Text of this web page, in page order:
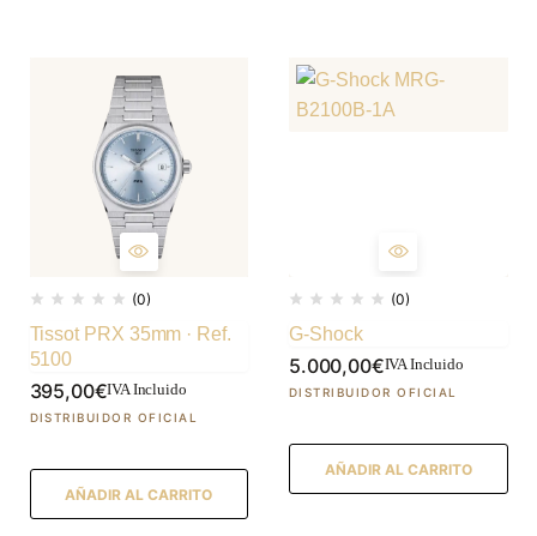
(0)
Tissot PRX 35mm · Ref.
5100
395,00€IVA Incluido
AÑADIR AL CARRITO
(0)
G-Shock
5.000,00€IVA Incluido
AÑADIR AL CARRITO